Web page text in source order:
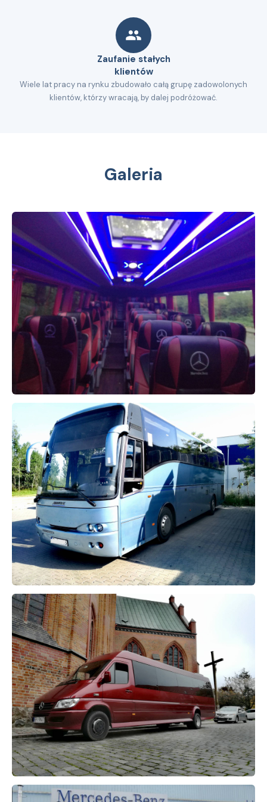
Zaufanie stałych
klientów
Wiele lat pracy na rynku zbudowało całą grupę zadowolonych
klientów, którzy wracają, by dalej podróżować.
Galeria